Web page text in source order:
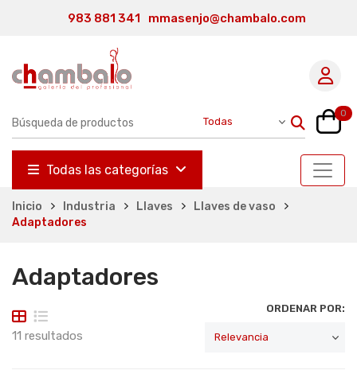
983 881 341 mmasenjo@chambalo.com
0
Todas las categorías
Inicio Industria Llaves
Llaves de vaso
Adaptadores
Adaptadores
11 resultados
ORDENAR POR: